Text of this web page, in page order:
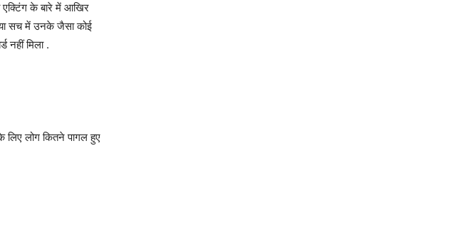
एक्टिंग के बारे में आखिर
सच में उनके जैसा कोई
नहीं मिला .
लोग कितने पागल हुए